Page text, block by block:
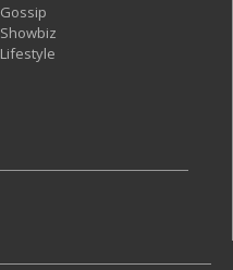
Gossip
Showbiz
Lifestyle